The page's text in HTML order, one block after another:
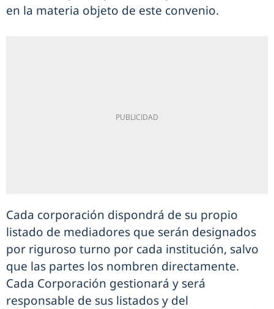
en la materia objeto de este convenio.
Cada corporación dispondrá de su propio
listado de mediadores que serán designados
por riguroso turno por cada institución, salvo
que las partes los nombren directamente.
Cada Corporación gestionará y será
responsable de sus listados y del